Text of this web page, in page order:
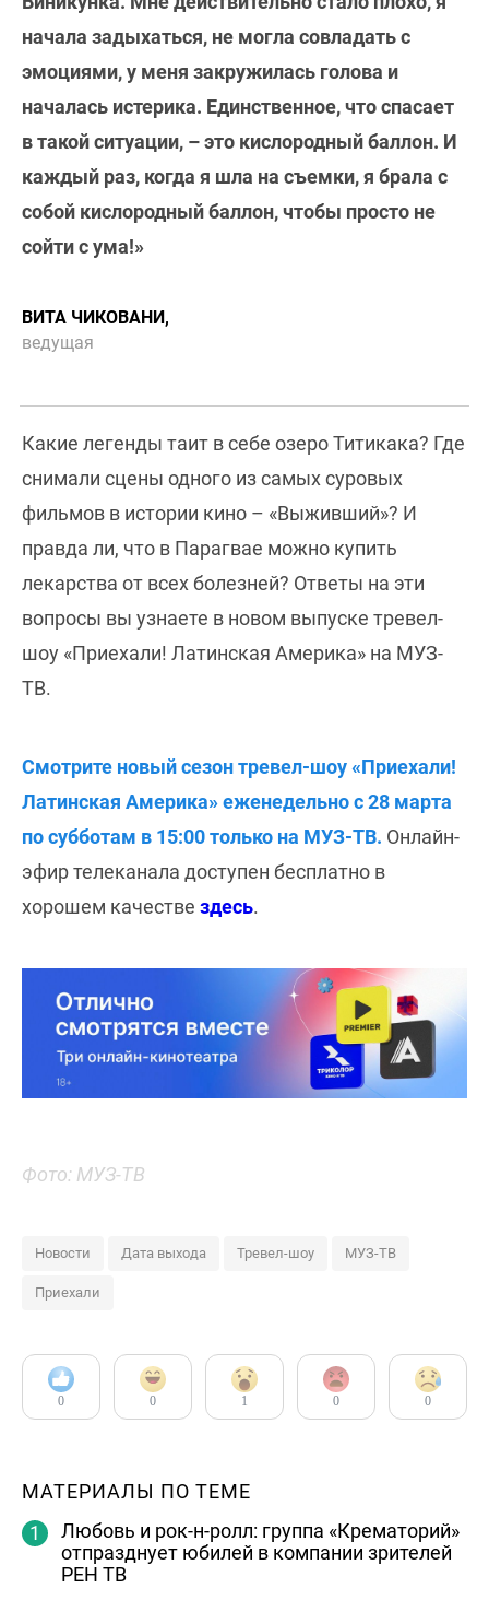
начала задыхаться, не могла совладать с
эмоциями, у меня закружилась голова и
началась истерика. Единственное, что спасает
в такой ситуации, – это кислородный баллон. И
каждый раз, когда я шла на съемки, я брала с
собой кислородный баллон, чтобы просто не
сойти с ума!»
ВИТА ЧИКОВАНИ,
ведущая
Какие легенды таит в себе озеро Титикака? Где
снимали сцены одного из самых суровых
фильмов в истории кино – «Выживший»? И
правда ли, что в Парагвае можно купить
лекарства от всех болезней? Ответы на эти
вопросы вы узнаете в новом выпуске тревел-
шоу «Приехали! Латинская Америка» на МУЗ-
ТВ.
Смотрите новый сезон тревел-шоу «Приехали!
Латинская Америка» еженедельно с 28 марта
по субботам в 15:00 только на МУЗ-ТВ. Онлайн-
эфир телеканала доступен бесплатно в
хорошем качестве здесь.
Фото: МУЗ-ТВ
Новости Дата выхода Тревел-шоу МУЗ-ТВ
Приехали
0 0 1 0 0
МАТЕРИАЛЫ ПО ТЕМЕ
Любовь и рок-н-ролл: группа «Крематорий»
отпразднует юбилей в компании зрителей
РЕН ТВ